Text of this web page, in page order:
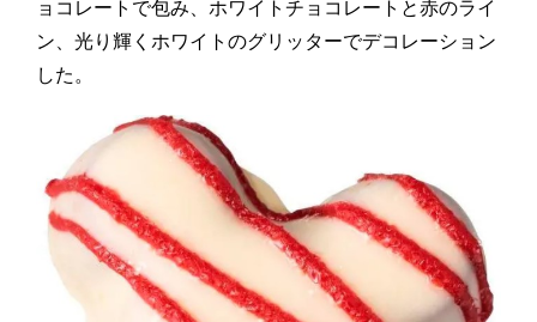
ョコレートで包み、ホワイトチョコレートと赤のライ
ン、光り輝くホワイトのグリッターでデコレーション
した。